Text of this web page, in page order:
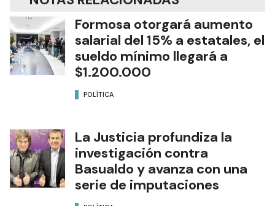
Formosa otorgará aumento
salarial del 15% a estatales, el
sueldo mínimo llegará a
$1.200.000
POLÍTICA
La Justicia profundiza la
investigación contra
Basualdo y avanza con una
serie de imputaciones